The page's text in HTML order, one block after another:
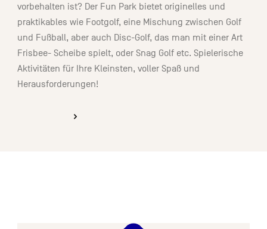
vorbehalten ist? Der Fun Park bietet originelles und
praktikables wie Footgolf, eine Mischung zwischen Golf
und Fußball, aber auch Disc-Golf, das man mit einer Art
Frisbee- Scheibe spielt, oder Snag Golf etc. Spielerische
Aktivitäten für Ihre Kleinsten, voller Spaß und
Herausforderungen!